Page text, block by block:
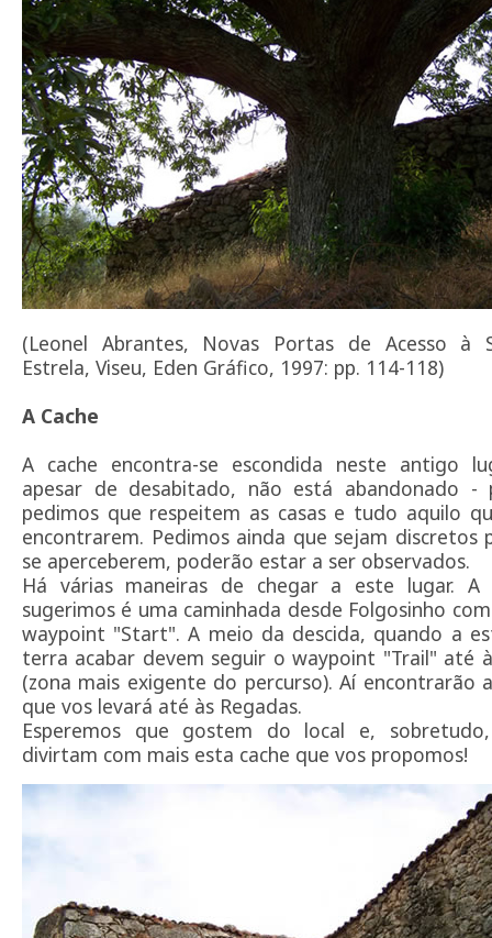
(Leonel Abrantes, Novas Portas de Acesso à
Estrela, Viseu, Eden Gráfico, 1997: pp. 114-118)
A Cache
A cache encontra-se escondida neste antigo
apesar de desabitado, não está abandonado -
pedimos que respeitem as casas e tudo aquilo
encontrarem. Pedimos ainda que sejam discretos
se aperceberem, poderão estar a ser observados.
Há várias maneiras de chegar a este lugar. A
sugerimos é uma caminhada desde Folgosinho
waypoint "Start". A meio da descida, quando a
terra acabar devem seguir o waypoint "Trail" até
(zona mais exigente do percurso). Aí encontrarão
que vos levará até às Regadas.
Esperemos que gostem do local e,
divirtam com mais esta cache que vos propomos!